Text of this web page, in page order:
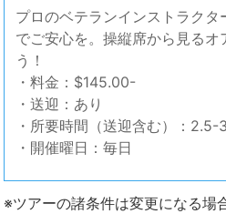
プロのベテランインストラク
でご安心を。操縦席から見るオ
う！
・料金：$145.00-
・送迎：あり
・所要時間（送迎含む）：2.5-
・開催曜日：毎日
※ツアーの諸条件は変更になる場